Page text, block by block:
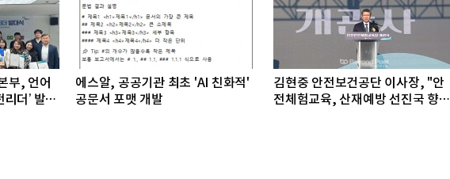
부, 언어
더’ 발대
에스알, 공공기관 최초 'AI 친화적'
공문서 포맷 개발
김현중 안전보건공단 이사장, "안
전체험교육, 산재예방 선진국 향한